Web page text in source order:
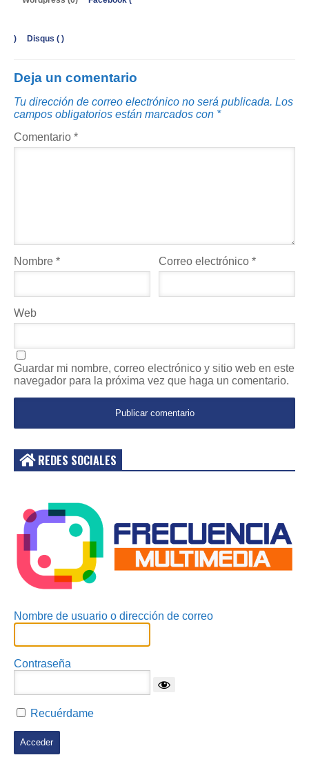
) Disqus ( )
Deja un comentario
Tu dirección de correo electrónico no será publicada. Los
campos obligatorios están marcados con *
Comentario *
Nombre * Correo electrónico*
Web
Guardar mi nombre, correo electrónico y sitio web en este
navegador para la próxima vez que haga un comentario.
REDES SOCIALES
Nombre de usuario o dirección de correo
Contraseña
Recuérdame